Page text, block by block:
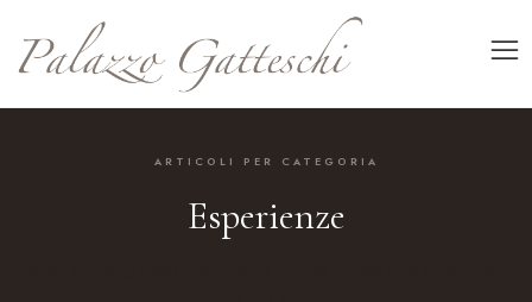
ARTICOLI PER CATEGORIA
Esperienze